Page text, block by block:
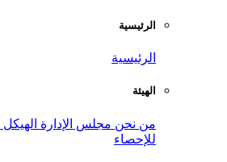
الرئيسية
الرئيسية
الهيئة
من نحن مجلس الإدارة
للإحصاء